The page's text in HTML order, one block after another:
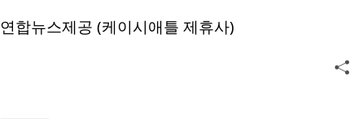
연합뉴스제공 (케이시애틀 제휴사)